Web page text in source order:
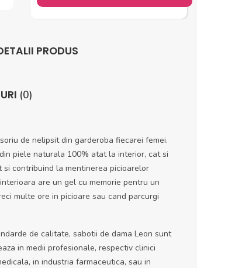
PRODUS
(0)
de nelipsit din garderoba fiecarei femei.
piele naturala 100% atat la interior, cat si
contribuind la mentinerea picioarelor
are un gel cu memorie pentru un
multe ore in picioare sau cand parcurgi
de calitate, sabotii de dama Leon sunt
in medii profesionale, respectiv clinici
in industria farmaceutica, sau in